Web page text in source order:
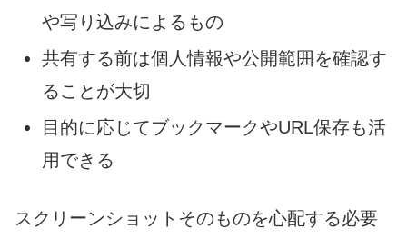
や写り込みによるもの
共有する前は個人情報や公開範囲を確認す
ることが大切
目的に応じてブックマークやURL保存も活
用できる
スクリーンショットそのものを心配する必要